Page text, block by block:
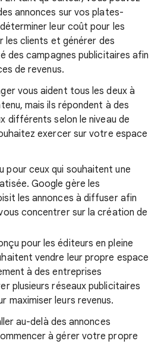
annonces sur vos plates-
leur coût pour les
les clients et générer des
des campagnes publicitaires afin
de revenus.
vous aident tous les deux à
mais ils répondent à des
différents selon le niveau de
exercer sur votre espace
pour ceux qui souhaitent une
Google gère les
les annonces à diffuser afin
concentrer sur la création de
pour les éditeurs en pleine
vendre leur propre espace
à des entreprises
plusieurs réseaux publicitaires
maximiser leurs revenus.
au-delà des annonces
à gérer votre propre